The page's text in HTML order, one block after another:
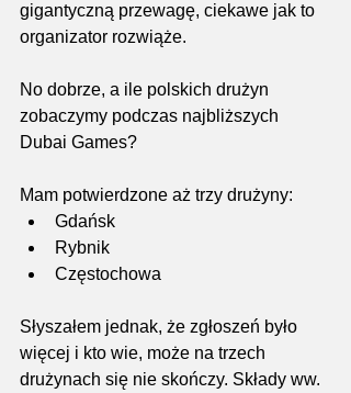
gigantyczną przewagę, ciekawe jak to
organizator rozwiąże.
No dobrze, a ile polskich drużyn
zobaczymy podczas najbliższych
Dubai Games?
Mam potwierdzone aż trzy drużyny:
Gdańsk
Rybnik
Częstochowa
Słyszałem jednak, że zgłoszeń było
więcej i kto wie, może na trzech
drużynach się nie skończy. Składy ww.